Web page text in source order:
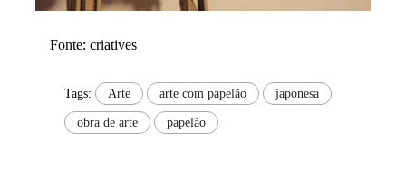
Fonte: criatives
Tags: Arte arte com papelão japonesa
obra de arte papelão